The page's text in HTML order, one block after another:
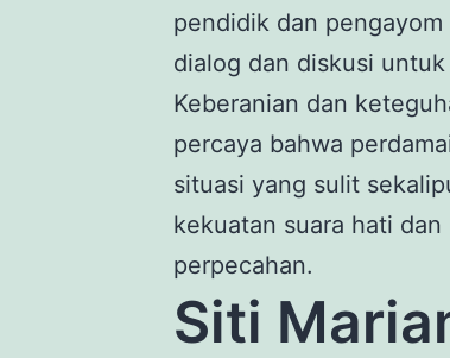
pendidik dan
dialog dan diskusi
Keberanian dan
percaya bahwa
situasi yang sulit
kekuatan suara hati
perpecahan.
Siti